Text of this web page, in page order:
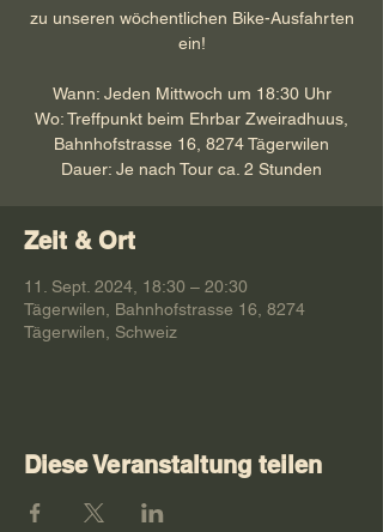
zu unseren wöchentlichen Bike-Ausfahrten
ein!
Wann: Jeden Mittwoch um 18:30 Uhr
Wo: Treffpunkt beim Ehrbar Zweiradhuus,
Bahnhofstrasse 16, 8274 Tägerwilen
Dauer: Je nach Tour ca. 2 Stunden
Zeit & Ort
11. Sept. 2024, 18:30 – 20:30
Tägerwilen, Bahnhofstrasse 16, 8274
Tägerwilen, Schweiz
Diese Veranstaltung teilen